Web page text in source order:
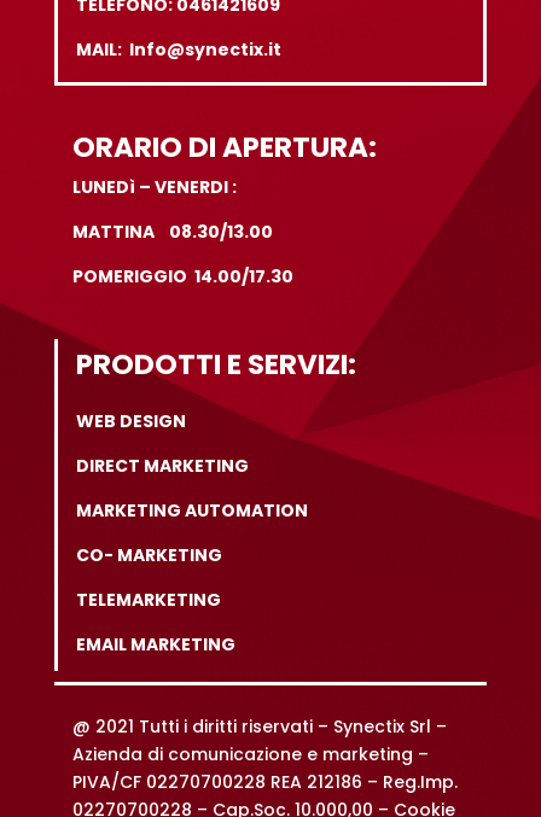
TELEFONO: 0461421609
MAIL: Info@synectix.it
ORARIO DI APERTURA:
LUNEDì – VENERDI :
MATTINA 08.30/13.00
POMERIGGIO 14.00/17.30
PRODOTTI E SERVIZI:
WEB DESIGN
DIRECT MARKETING
MARKETING AUTOMATION
CO- MARKETING
TELEMARKETING
EMAIL MARKETING
@ 2021 Tutti i diritti riservati – Synectix Srl –
Azienda di comunicazione e marketing –
PIVA/CF 02270700228 REA 212186 – Reg.Imp.
02270700228 – Cap.Soc. 10.000,00 – Cookie